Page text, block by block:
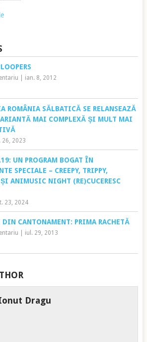
ian. 8, 2012
ROMÂNIA SĂLBATICĂ SE RELANSEAZĂ
MAI COMPLEXĂ ȘI MULT MAI
26, 2023
UN PROGRAM BOGAT ÎN
SPECIALE – CREEPY, TRIPPY,
ANIMUSIC NIGHT (RE)CUCERESC
23, 2024
CANTONAMENT: PRIMA RACHETĂ
iul. 29, 2013
Dragu